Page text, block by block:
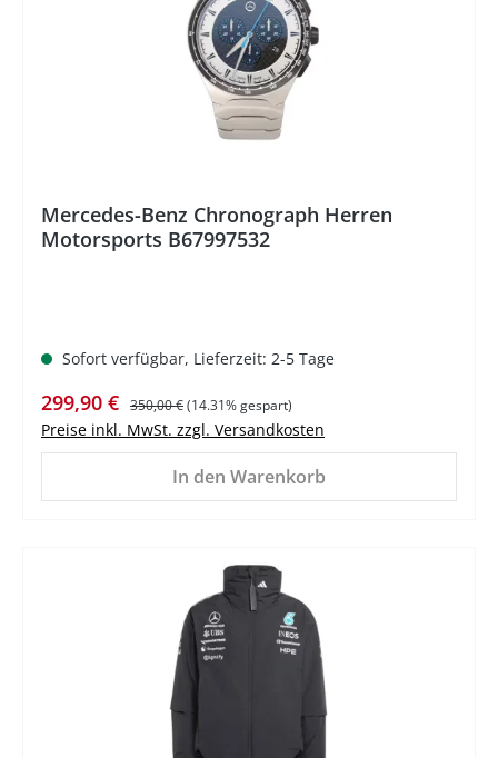
Mercedes-Benz Chronograph Herren
Motorsports B67997532
Sofort verfügbar, Lieferzeit: 2-5 Tage
Verkaufspreis:
299,90 € Regulärer Preis:
350,00 €(14.31% gespart)
Preise inkl. MwSt. zzgl. Versandkosten
In den Warenkorb